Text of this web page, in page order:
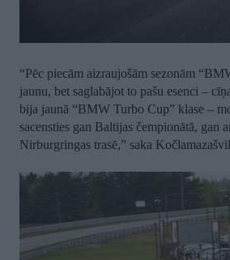
“Pēc piecām aizraujošām sezonām
jaunu, bet saglabājot to pašu esenci –
bija jaunā “BMW Turbo Cup” klase –
sacensties gan Baltijas čempionātā, gan
Nirburgringas trasē,” saka